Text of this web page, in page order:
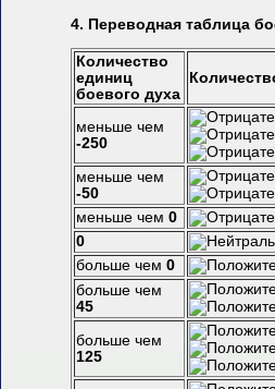
4. Переводная таблица
Количество
единиц
боевого духа
меньше чем
-250
меньше чем
-50
меньше чем 0
0
больше чем 0
больше чем
45
больше чем
125